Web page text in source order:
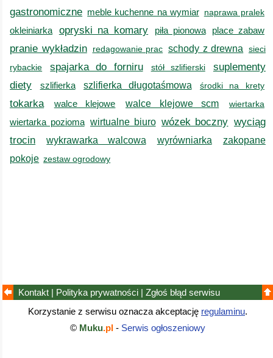
gastronomiczne meble kuchenne na wymiar naprawa pralek
okleiniarka opryski na komary piła pionowa place zabaw
pranie wykładzin redagowanie prac schody z drewna
sieci
rybackie
spajarka do forniru stół szlifierski
suplementy
diety
szlifierka szlifierka długotaśmowa środki na krety
tokarka walce klejowe walce klejowe scm wiertarka
wiertarka pozioma wirtualne biuro wózek boczny wyciąg
trocin
wykrawarka walcowa wyrówniarka
zakopane
pokoje zestaw ogrodowy
Kontakt | Polityka prywatności | Zgłoś błąd serwisu
Korzystanie z serwisu oznacza akceptację regulaminu.
© Muku.pl - Serwis ogłoszeniowy